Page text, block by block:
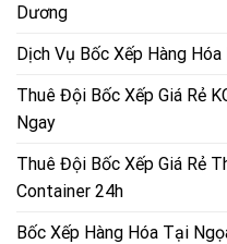
Dương
Dịch Vụ Bốc Xếp Hàng
Thuê Đội Bốc Xếp Giá Rẻ
Ngay
Thuê Đội Bốc Xếp Giá Rẻ
Container 24h
Bốc Xếp Hàng Hóa Tại